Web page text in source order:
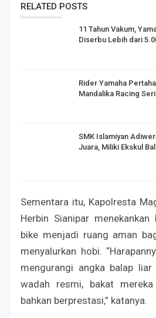
RELATED POSTS
11 Tahun Vakum,
Diserbu Lebih dari
Rider Yamaha
Mandalika Racing
SMK Islamiyan
Juara, Miliki Ekskul
Sementara itu, Kapolresta
Herbin Sianipar
bike menjadi ruang aman
menyalurkan hobi.
mengurangi angka balap
wadah resmi, bakat
bahkan berprestasi,” katanya.